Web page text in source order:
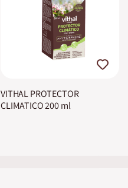
VITHAL PROTECTOR
CLIMATICO 200 ml